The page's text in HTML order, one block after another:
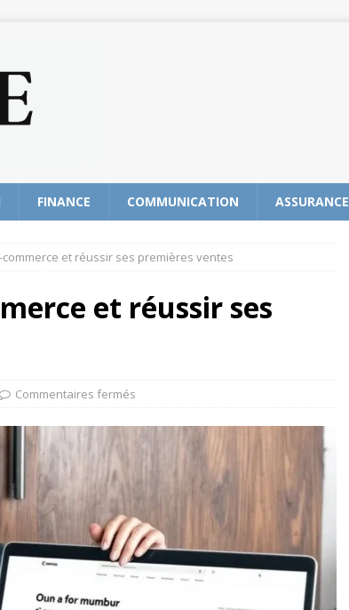
FINANCE COMMUNICATION ASSURANCE
commerce et réussir ses premières ventes
et réussir ses
Commentaires fermés